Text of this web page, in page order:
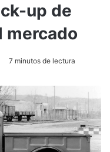
up de
mercado
7 minutos de lectura